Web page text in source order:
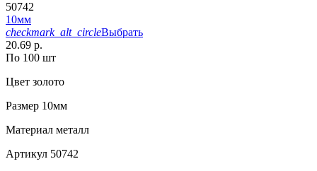
50742
10мм
checkmark_alt_circleВыбрать
20.69 р.
По 100 шт
Цвет золото
Размер 10мм
Материал металл
Артикул 50742